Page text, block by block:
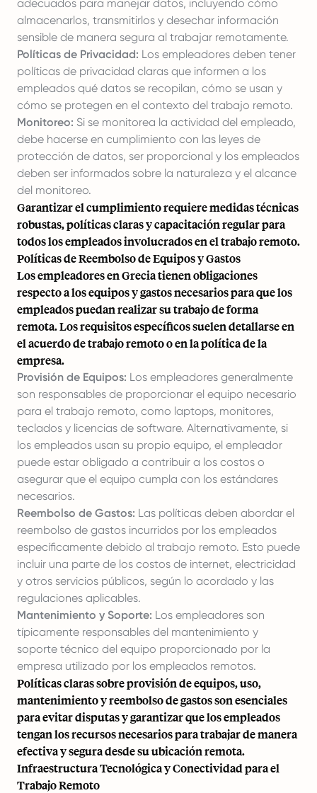
adecuados para manejar datos, incluyendo cómo
almacenarlos, transmitirlos y desechar información
sensible de manera segura al trabajar remotamente.
Políticas de Privacidad: Los empleadores deben tener
políticas de privacidad claras que informen a los
empleados qué datos se recopilan, cómo se usan y
cómo se protegen en el contexto del trabajo remoto.
Monitoreo: Si se monitorea la actividad del empleado,
debe hacerse en cumplimiento con las leyes de
protección de datos, ser proporcional y los empleados
deben ser informados sobre la naturaleza y el alcance
del monitoreo.
Garantizar el cumplimiento requiere medidas técnicas
robustas, políticas claras y capacitación regular para
todos los empleados involucrados en el trabajo remoto.
Políticas de Reembolso de Equipos y Gastos
Los empleadores en Grecia tienen obligaciones
respecto a los equipos y gastos necesarios para que los
empleados puedan realizar su trabajo de forma
remota. Los requisitos específicos suelen detallarse en
el acuerdo de trabajo remoto o en la política de la
empresa.
Provisión de Equipos: Los empleadores generalmente
son responsables de proporcionar el equipo necesario
para el trabajo remoto, como laptops, monitores,
teclados y licencias de software. Alternativamente, si
los empleados usan su propio equipo, el empleador
puede estar obligado a contribuir a los costos o
asegurar que el equipo cumpla con los estándares
necesarios.
Reembolso de Gastos: Las políticas deben abordar el
reembolso de gastos incurridos por los empleados
específicamente debido al trabajo remoto. Esto puede
incluir una parte de los costos de internet, electricidad
y otros servicios públicos, según lo acordado y las
regulaciones aplicables.
Mantenimiento y Soporte: Los empleadores son
típicamente responsables del mantenimiento y
soporte técnico del equipo proporcionado por la
empresa utilizado por los empleados remotos.
Políticas claras sobre provisión de equipos, uso,
mantenimiento y reembolso de gastos son esenciales
para evitar disputas y garantizar que los empleados
tengan los recursos necesarios para trabajar de manera
efectiva y segura desde su ubicación remota.
Infraestructura Tecnológica y Conectividad para el
Trabajo Remoto